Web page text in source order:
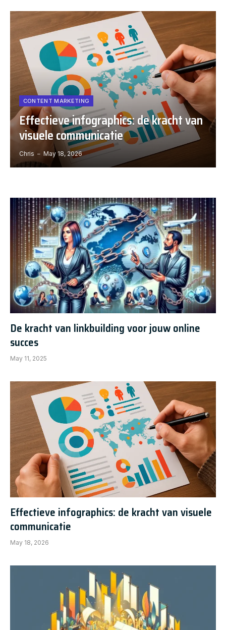
CONTENT MARKETING
Effectieve infographics: de kracht van
visuele communicatie
Chris May 18, 2026
De kracht van linkbuilding voor jouw online
succes
May 11, 2025
Effectieve infographics: de kracht van visuele
communicatie
May 18, 2026